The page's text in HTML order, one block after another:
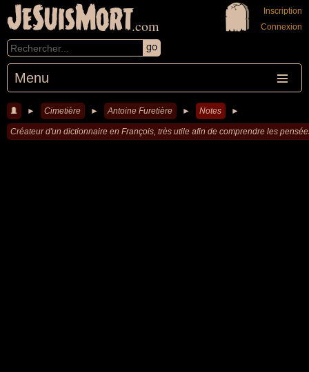
JeSuisMort.com
Menu
Inscription
Connexion
► Cimetière ► Antoine Furetière ► Notes ►
Créateur d'un dictionnaire en François, très utile afin de comprendre les